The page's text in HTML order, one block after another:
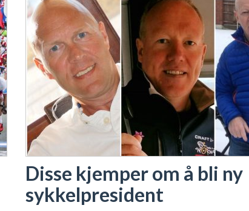
Disse kjemper om å bli ny
sykkelpresident